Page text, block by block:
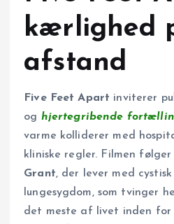
kærlighed
afstand
Five Feet Apart inviterer
og hjertegribende
varme kolliderer med
kliniske regler. Filmen
Grant, der lever med
lungesygdom, som tvinger
det meste af livet inden